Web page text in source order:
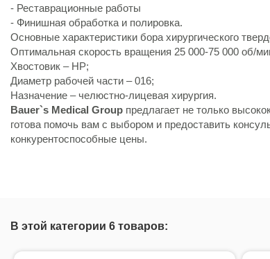
- Реставрационные работы
- Финишная обработка и полировка.
Основные характеристики бора хирургического
Оптимальная скорость вращения 25 000-75 000 об/
Хвостовик – HP;
Диаметр рабочей части – 016;
Назначение – челюстно-лицевая хирургия.
Bauer`s Medical Group предлагает не только
готова помочь вам с выбором и предоставить
конкурентоспособные цены.
В этой категории 6 товаров: